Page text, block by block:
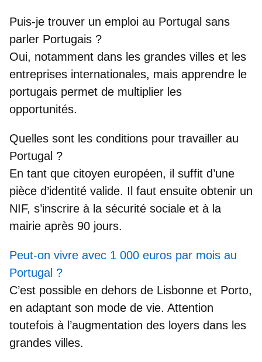
Puis-je trouver un emploi au Portugal sans
parler Portugais ?
Oui, notamment dans les grandes villes et les
entreprises internationales, mais apprendre le
portugais permet de multiplier les
opportunités.
Quelles sont les conditions pour travailler au
Portugal ?
En tant que citoyen européen, il suffit d’une
pièce d’identité valide. Il faut ensuite obtenir un
NIF, s’inscrire à la sécurité sociale et à la
mairie après 90 jours.
Peut-on vivre avec 1 000 euros par mois au
Portugal ?
C’est possible en dehors de Lisbonne et Porto,
en adaptant son mode de vie. Attention
toutefois à l’augmentation des loyers dans les
grandes villes.